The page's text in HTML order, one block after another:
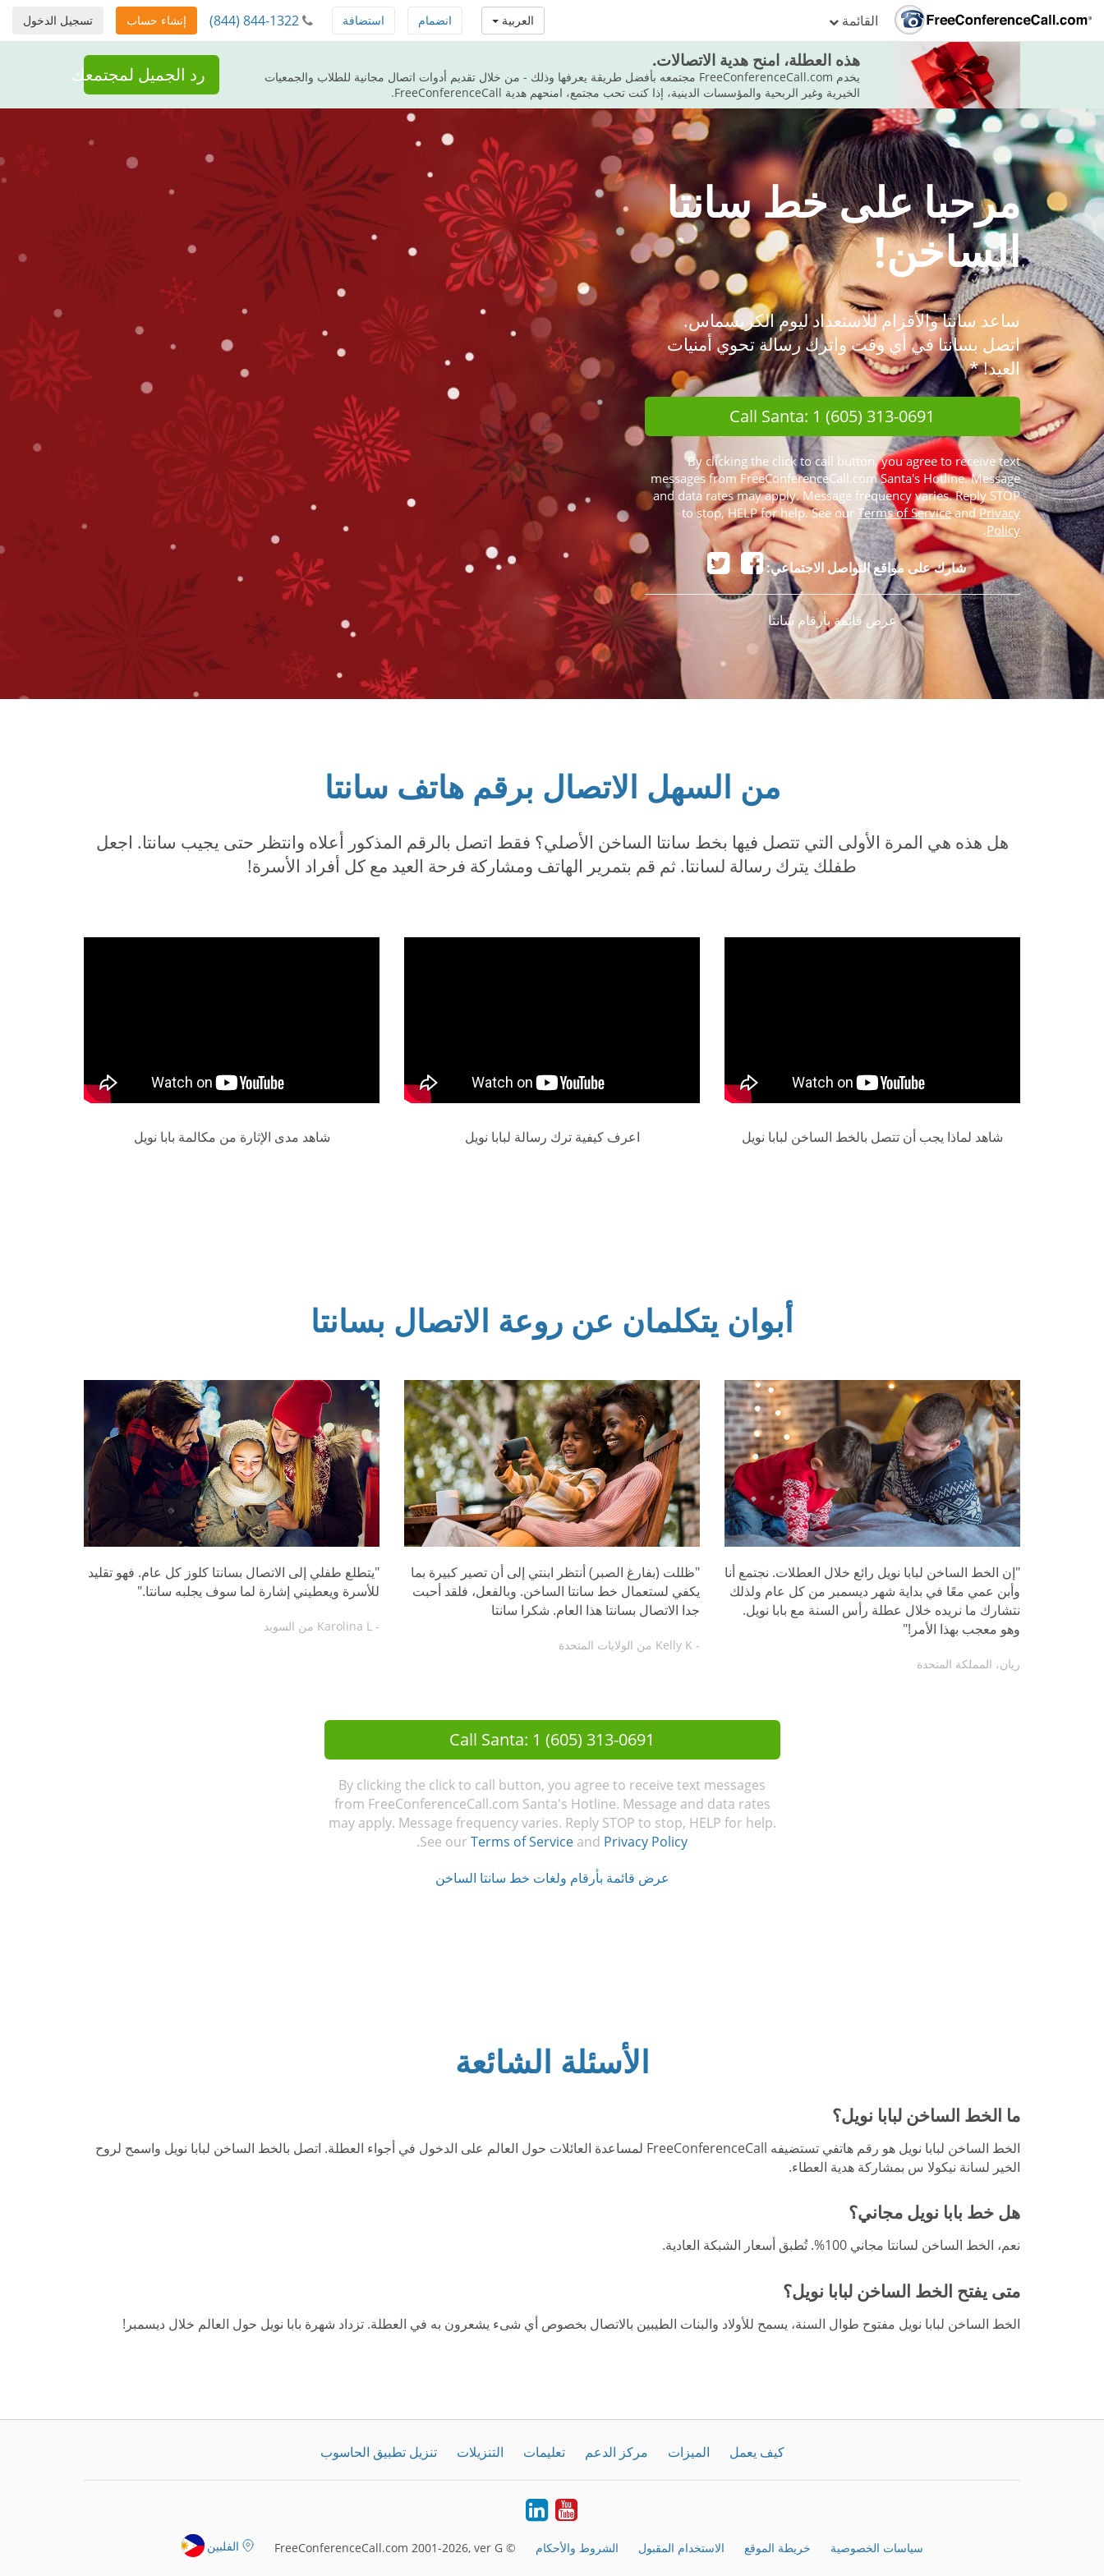
القائمة تسجيل الدخول إنشاء حساب (844) 844-1322 انضمام استضافة العربية
هذه العطلة، امنح هدية الاتصالات.
يخدم FreeConferenceCall.com مجتمعه بأفضل طريقة يعرفها وذلك - من خلال تقديم أدوات اتصال مجانية للطلاب والجمعيات
الخيرية وغير الربحية والمؤسسات الدينية، إذا كنت تحب مجتمع، امنحهم هدية FreeConferenceCall.
رد الجميل لمجتمعك
مرحبا على خط سانتا
الساخن!
ساعد سانتا والأقزام للاستعداد ليوم الكريسماس.
اتصل بسانتا في أي وقت واترك رسالة تحوي أمنيات
العيد! *
Call Santa: 1 (605) 313-0691
By clicking the click to call button, you agree to receive text
messages from FreeConferenceCall.com Santa's Hotline. Message
and data rates may apply. Message frequency varies. Reply STOP
to stop, HELP for help. See our Terms of Serviceand Privacy
Policy
.
شارك على مواقع التواصل الاجتماعي:
عرض قائمة بأرقام سانتا
من السهل الاتصال برقم هاتف سانتا
هل هذه هي المرة الأولى التي تتصل فيها بخط سانتا الساخن الأصلي؟ فقط اتصل بالرقم المذكور أعلاه وانتظر حتى يجيب سانتا. اجعل
طفلك يترك رسالة لسانتا. ثم قم بتمرير الهاتف ومشاركة فرحة العيد مع كل أفراد الأسرة!
شاهد لماذا يجب أن تتصل بالخط الساخن لبابا نويل اعرف كيفية ترك رسالة لبابا نويل شاهد مدى الإثارة من مكالمة بابا نويل
أبوان يتكلمان عن روعة الاتصال بسانتا
"إن الخط الساخن لبابا نويل رائع خلال العطلات. نجتمع أنا
وأبن عمي معًا في بداية شهر ديسمبر من كل عام ولذلك
نتشارك ما نريده خلال عطلة رأس السنة مع بابا نويل.
وهو معجب بهذا الأمر!"
ريان، المملكة المتحدة
"ظللت (بفارغ الصبر) أنتظر ابنتي إلى أن تصير كبيرة بما
يكفي لستعمال خط سانتا الساخن. وبالفعل، فلقد أحبت
جدا الاتصال بسانتا هذا العام. شكرا سانتا
- Kelly K من الولايات المتحدة
"يتطلع طفلي إلى الاتصال بسانتا كلوز كل عام. فهو تقليد
للأسرة ويعطيني إشارة لما سوف يجلبه سانتا."
- Karolina L من السويد
Call Santa: 1 (605) 313-0691
By clicking the click to call button, you agree to receive text messages
from FreeConferenceCall.com Santa's Hotline. Message and data rates
may apply. Message frequency varies. Reply STOP to stop, HELP for help.
See our Terms of Service and Privacy Policy
.
عرض قائمة بأرقام ولغات خط سانتا الساخن
الأسئلة الشائعة
ما الخط الساخن لبابا نويل؟
الخط الساخن لبابا نويل هو رقم هاتفي تستضيفه FreeConferenceCall لمساعدة العائلات حول العالم على الدخول في أجواء العطلة. اتصل بالخط الساخن لبابا نويل واسمح لروح
الخير لسانة نيكولا س بمشاركة هدية العطاء.
هل خط بابا نويل مجاني؟
نعم، الخط الساخن لسانتا مجاني 100%. تُطبق أسعار الشبكة العادية.
متى يفتح الخط الساخن لبابا نويل؟
الخط الساخن لبابا نويل مفتوح طوال السنة، يسمح للأولاد والبنات الطيبين بالاتصال بخصوص أي شىء يشعرون به في العطلة. تزداد شهرة بابا نويل حول العالم خلال ديسمبر!
كيف يعمل الميزات مركز الدعم تعليمات التنزيلات تنزيل تطبيق الحاسوب
Youtube
LinkedIn
سياسات الخصوصية خريطة الموقع الاستخدام المقبول الشروط والأحكام © FreeConferenceCall.com 2001-2026, ver G الفلبين